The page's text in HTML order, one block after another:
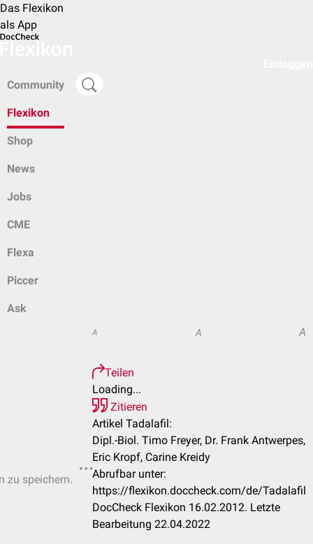
Das Flexikon
als App
Community
Flexikon
Shop
News
Jobs
CME
Flexa
Piccer
Ask
zu speichern.
A A A
Teilen
Loading...
Zitieren
Artikel Tadalafil:
Dipl.-Biol. Timo Freyer, Dr. Frank Antwerpes,
Eric Kropf, Carine Kreidy
Abrufbar unter:
https://flexikon.doccheck.com/de/Tadalafil
DocCheck Flexikon 16.02.2012. Letzte
Bearbeitung 22.04.2022